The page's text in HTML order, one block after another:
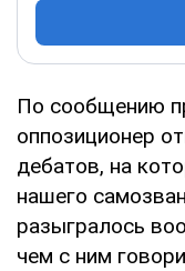
По сообщению
оппозиционер
дебатов, на
нашего
разыгралось
чем с ним